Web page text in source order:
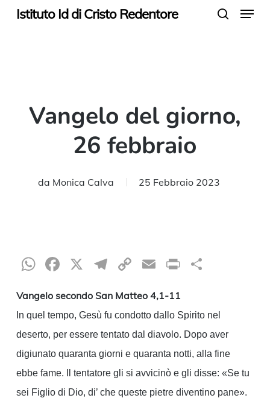
SkipIstituto Id di Cristo Redentore Menu
Vangelo del giorno,
26 febbraio
da Monica Calva 25 Febbraio 2023
WhatsApp
Facebook
X Telegram
CopyEmailPrint
Vangelo secondo San Matteo 4,1-11
In quel tempo, Gesù fu condotto dallo Spirito nel
deserto, per essere tentato dal diavolo. Dopo aver
digiunato quaranta giorni e quaranta notti, alla fine
ebbe fame. Il tentatore gli si avvicinò e gli disse: «Se tu
sei Figlio di Dio, di’ che queste pietre diventino pane».